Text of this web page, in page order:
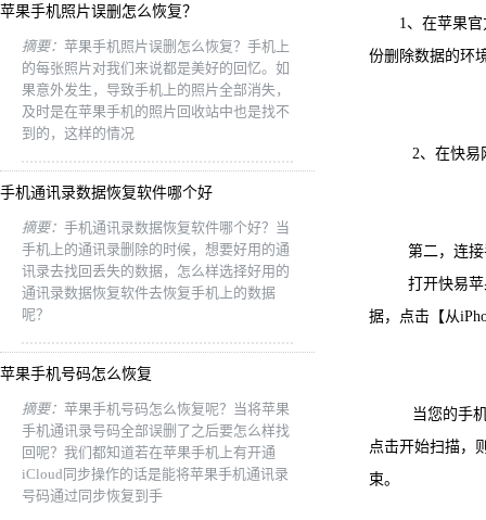
苹果手机照片误删怎么恢复？
摘要： 苹果手机照片误删怎么恢复？手机上
的每张照片对我们来说都是美好的回忆。如
果意外发生，导致手机上的照片全部消失，
及时是在苹果手机的照片回收站中也是找不
到的，这样的情况
手机通讯录数据恢复软件哪个好
摘要： 手机通讯录数据恢复软件哪个好？当
手机上的通讯录删除的时候，想要好用的通
讯录去找回丢失的数据，怎么样选择好用的
通讯录数据恢复软件去恢复手机上的数据
呢？
苹果手机号码怎么恢复
摘要： 苹果手机号码怎么恢复呢？当将苹果
手机通讯录号码全部误删了之后要怎么样找
回呢？我们都知道若在苹果手机上有开通
iCloud同步操作的话是能将苹果手机通讯录
号码通过同步恢复到手
1、在苹果官
份删除数据的环
2、在快易
第二，连接手
打开快易苹果
据，点击【从
当您的手机被
点击开始扫描，
束。